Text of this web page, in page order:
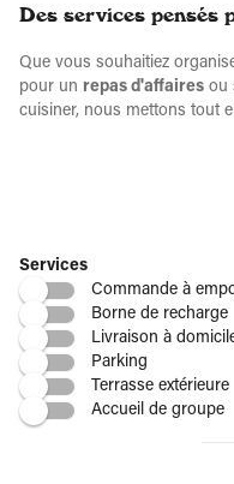
Services
Commande à
Borne de recharge
Livraison à
Parking
Terrasse extérieure
Accueil de groupe
Des services pensés
Que vous souhaitiez
pour un repas d'affaires ou
cuisiner, nous mettons tout
:
de groupe
pour vos échanges
Outils digitaux
:
de notre service de
préférés.
Terrasses aménagées
lors de votre
Nos équipes locales sont